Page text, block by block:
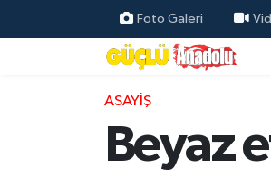
Foto Galeri
ASAYIŞ
Beyaz
Özel Haber
Resmi İlanlar